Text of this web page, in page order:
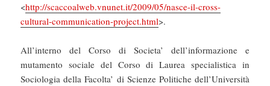
<http://scaccoalweb.vnunet.it/2009/05/nasce-il-cross-
cultural-communication-project.html>.
All’interno del Corso di Societa’ dell’informazione e
mutamento sociale del Corso di Laurea specialistica in
Sociologia della Facolta’ di Scienze Politiche dell’Università